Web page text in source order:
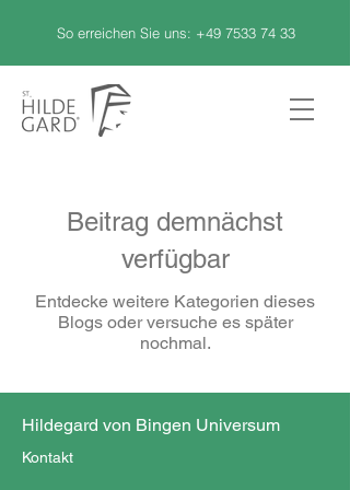
So erreichen Sie uns: +49 7533 74 33
Beitrag demnächst
verfügbar
Entdecke weitere Kategorien dieses
Blogs oder versuche es später
nochmal.
Hildegard von Bingen Universum
Kontakt